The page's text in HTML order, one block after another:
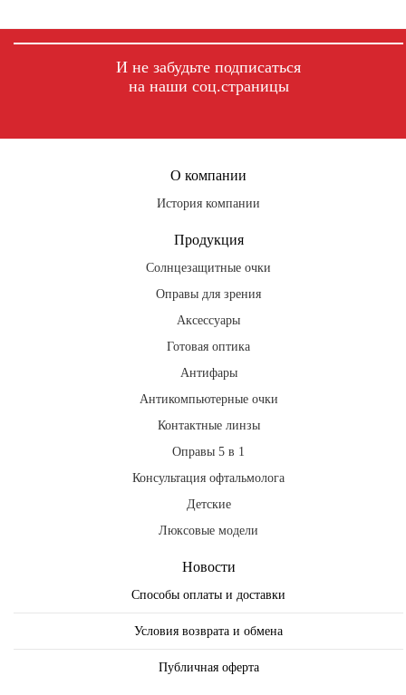
И не забудьте подписаться
на наши соц.страницы
О компании
История компании
Продукция
Солнцезащитные очки
Оправы для зрения
Аксессуары
Готовая оптика
Антифары
Антикомпьютерные очки
Контактные линзы
Оправы 5 в 1
Консультация офтальмолога
Детские
Люксовые модели
Новости
Способы оплаты и доставки
Условия возврата и обмена
Публичная оферта